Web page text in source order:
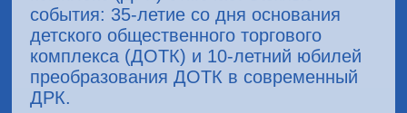
события: 35-летие со дня основания
детского общественного торгового
комплекса (ДОТК) и 10-летний юбилей
преобразования ДОТК в современный
ДРК.